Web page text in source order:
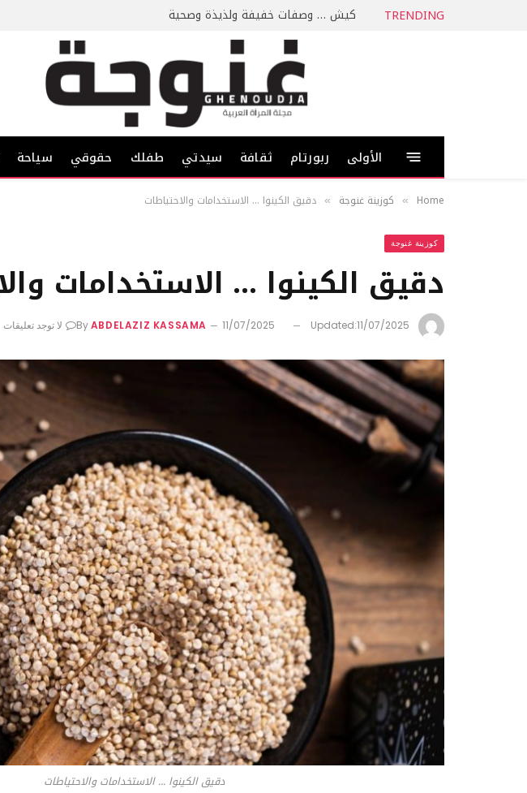
TRENDING كيش … وصفات خفيفة ولذيذة وصحية
الأولى ربورتام ثقافة سيدتي طفلك حقوقي سياحة
Home
» كوزينة غنوجة » دقيق الكينوا … الاستخدامات والاحتياطات
كوزينة غنوجة
دقيق الكينوا … الاستخدامات
ByABDELAZIZ KASSAMA 11/07/2025 Updated:11/07/2025 لا توجد تعليقات
دقيق الكينوا ... الاستخدامات والاحتياطات